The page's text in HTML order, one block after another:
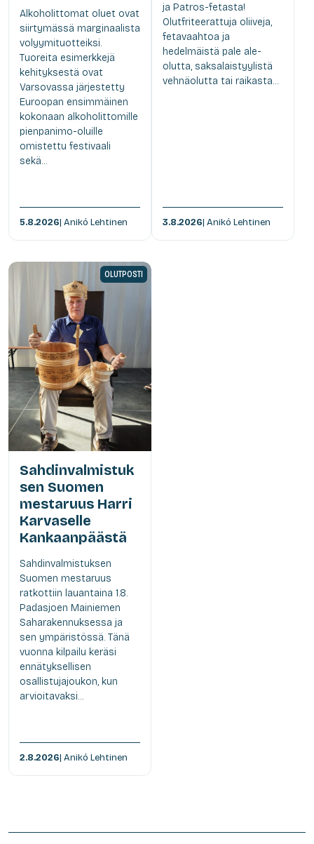
Alkoholittomat oluet ovat
siirtymässä marginaalista
volyymituotteiksi.
Tuoreita esimerkkejä
kehityksestä ovat
Varsovassa järjestetty
Euroopan ensimmäinen
kokonaan alkoholittomille
pienpanimo-oluille
omistettu festivaali
sekä...
5.8.2026| Anikó Lehtinen
ja Patros-fetasta!
Olutfriteerattuja oliiveja,
fetavaahtoa ja
hedelmäistä pale ale-
olutta, saksalaistyylistä
vehnäolutta tai raikasta...
3.8.2026| Anikó Lehtinen
OLUTPOSTI
Sahdinvalmistuk
sen Suomen
mestaruus Harri
Karvaselle
Kankaanpäästä
Sahdinvalmistuksen
Suomen mestaruus
ratkottiin lauantaina 1.8.
Padasjoen Mainiemen
Saharakennuksessa ja
sen ympäristössä. Tänä
vuonna kilpailu keräsi
ennätyksellisen
osallistujajoukon, kun
arvioitavaksi...
2.8.2026| Anikó Lehtinen